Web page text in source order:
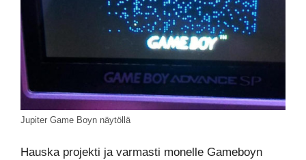
Jupiter Game Boyn näytöllä
Hauska projekti ja varmasti monelle Gameboyn